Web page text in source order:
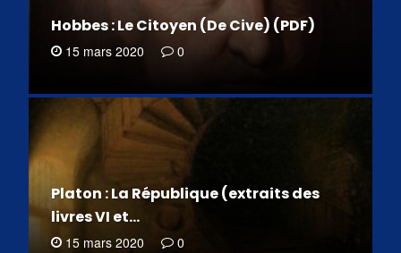
Hobbes : Le Citoyen (De Cive) (PDF)
15 mars 2020 0
Platon : La République (extraits des
livres VI et…
15 mars 2020 0